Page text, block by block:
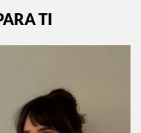
TI